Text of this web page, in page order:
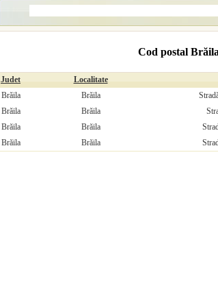
Cod postal
Judet Localitate
Brăila
Brăila
Brăila
Brăila
Brăila
Brăila
Brăila
Brăila